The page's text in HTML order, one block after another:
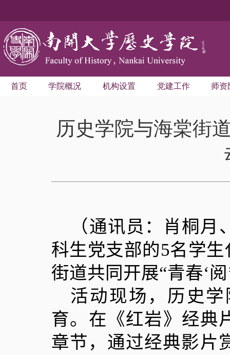
首页 学院概况 机构设置 党建工作 师资
历史学院与海棠街
（通讯员：肖桐
科生党支部的5名学生
街道共同开展“青春‘
活动现场，历史
育。在《红岩》经典
章节，通过经典影片